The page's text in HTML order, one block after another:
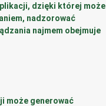
dzięki której może
nadzorować
najmem obejmuje
może generować